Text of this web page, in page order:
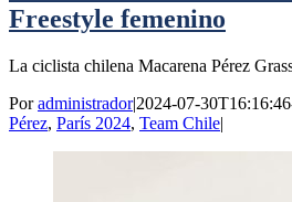
Freestyle femenino
La ciclista chilena Macarena Pérez
Poradministrador|2024-07-
Pérez, París 2024, Team Chile|